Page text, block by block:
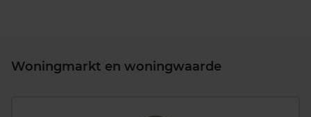
Woningmarkt en woningwaarde